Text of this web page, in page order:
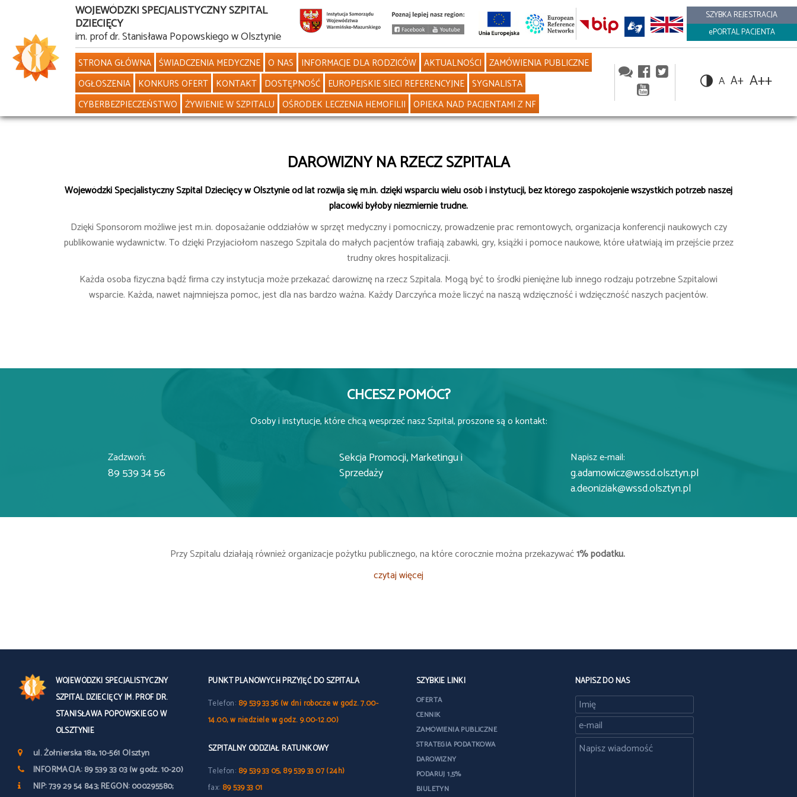
treści
WOJEWÓDZKI SPECJALISTYCZNY SZPITAL
DZIECIĘCY
im. prof dr. Stanisława Popowskiego w Olsztynie
SZYBKA REJESTRACJA
ePORTAL PACJENTA
STRONA GŁÓWNA ŚWIADCZENIA MEDYCZNE O NAS INFORMACJE DLA RODZICÓW AKTUALNOŚCI ZAMÓWIENIA PUBLICZNE
OGŁOSZENIA KONKURS OFERT KONTAKT DOSTĘPNOŚĆ EUROPEJSKIE SIECI REFERENCYJNE SYGNALISTA
CYBERBEZPIECZEŃSTWO ŻYWIENIE W SZPITALU OŚRODEK LECZENIA HEMOFILII OPIEKA NAD PACJENTAMI Z NF
A A+ A++
DAROWIZNY NA RZECZ SZPITALA
Wojewódzki Specjalistyczny Szpital Dziecięcy w Olsztynie od lat rozwija się m.in. dzięki wsparciu wielu osób i instytucji, bez którego zaspokojenie wszystkich potrzeb naszej
placówki byłoby niezmiernie trudne.
Dzięki Sponsorom możliwe jest m.in. doposażanie oddziałów w sprzęt medyczny i pomocniczy, prowadzenie prac remontowych, organizacja konferencji naukowych czy
publikowanie wydawnictw. To dzięki Przyjaciołom naszego Szpitala do małych pacjentów trafiają zabawki, gry, książki i pomoce naukowe, które ułatwiają im przejście przez
trudny okres hospitalizacji.
Każda osoba fizyczna bądź firma czy instytucja może przekazać darowiznę na rzecz Szpitala. Mogą być to środki pieniężne lub innego rodzaju potrzebne Szpitalowi
wsparcie. Każda, nawet najmniejsza pomoc, jest dla nas bardzo ważna. Każdy Darczyńca może liczyć na naszą wdzięczność i wdzięczność naszych pacjentów.
CHCESZ POMÓC?
Osoby i instytucje, które chcą wesprzeć nasz Szpital, proszone są o kontakt:
Zadzwoń:
89 539 34 56
Sekcja Promocji, Marketingu i
Sprzedaży
Napisz e-mail:
g.adamowicz@wssd.olsztyn.pl
a.deoniziak@wssd.olsztyn.pl
Przy Szpitalu działają również organizacje pożytku publicznego, na które corocznie można przekazywać1% podatku.
czytaj więcej
WOJEWÓDZKI SPECJALISTYCZNY
SZPITAL DZIECIĘCY IM. PROF DR.
STANISŁAWA POPOWSKIEGO W
OLSZTYNIE
ul. Żołnierska 18a, 10-561 Olsztyn
INFORMACJA: 89 539 33 03 (w godz. 10-20)
NIP: 739 29 54 843; REGON: 000295580;
PUNKT PLANOWYCH PRZYJĘĆ DO SZPITALA
Telefon: 89 539 33 36 (w dni robocze w godz. 7.00-
14.00, w niedziele w godz. 9.00-12.00)
SZPITALNY ODDZIAŁ RATUNKOWY
Telefon: 89 539 33 05, 89 539 33 07 (24h)
fax: 89 539 33 01
SZYBKIE LINKI
OFERTA
CENNIK
ZAMÓWIENIA PUBLICZNE
STRATEGIA PODATKOWA
DAROWIZNY
PODARUJ 1,5%
BIULETYN
NAPISZ DO NAS